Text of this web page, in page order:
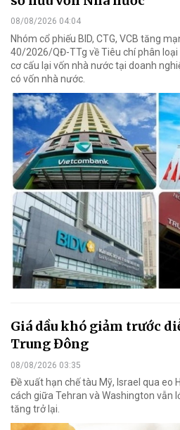
08/08/2026 04:04
Nhóm cổ phiếu BID, CTG, VCB tăng
40/2026/QĐ-TTg về Tiêu chí phân
cơ cấu lại vốn nhà nước tại doanh
có vốn nhà nước.
Giá dầu khó giảm trước
Trung Đông
08/08/2026 03:35
Đề xuất hạn chế tàu Mỹ, Israel qua eo
cách giữa Tehran và Washington vẫn
tăng trở lại.